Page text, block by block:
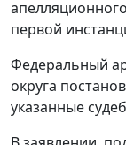
первой
Федеральный
округа
указанные